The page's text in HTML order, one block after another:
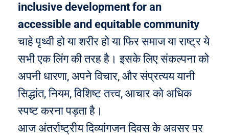
inclusive development for an
accessible and equitable community
चाहे पृथ्वी हो या शरीर हो या फिर समाज या राष्ट्र ये
सभी एक लिंग की तरह है। इसके लिए संकल्पना को
अपनी धारणा, अपने विचार, और संप्रत्यय यानी
सिद्धांत, नियम, विशिष्ट तत्त्व, आचार को अधिक
स्पष्ट करना पड़ता है।
आज अंतर्राष्ट्रीय दिव्यांगजन दिवस के अवसर पर